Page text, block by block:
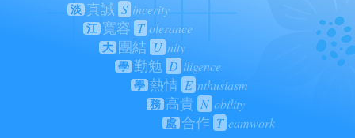
淡 真誠 S incerity
江 寬容 T olerance
大 團結 U nity
學 勤勉 D iligence
學 熱情 E nthusiasm
務 高貴 N obility
處 合作 T eamwork